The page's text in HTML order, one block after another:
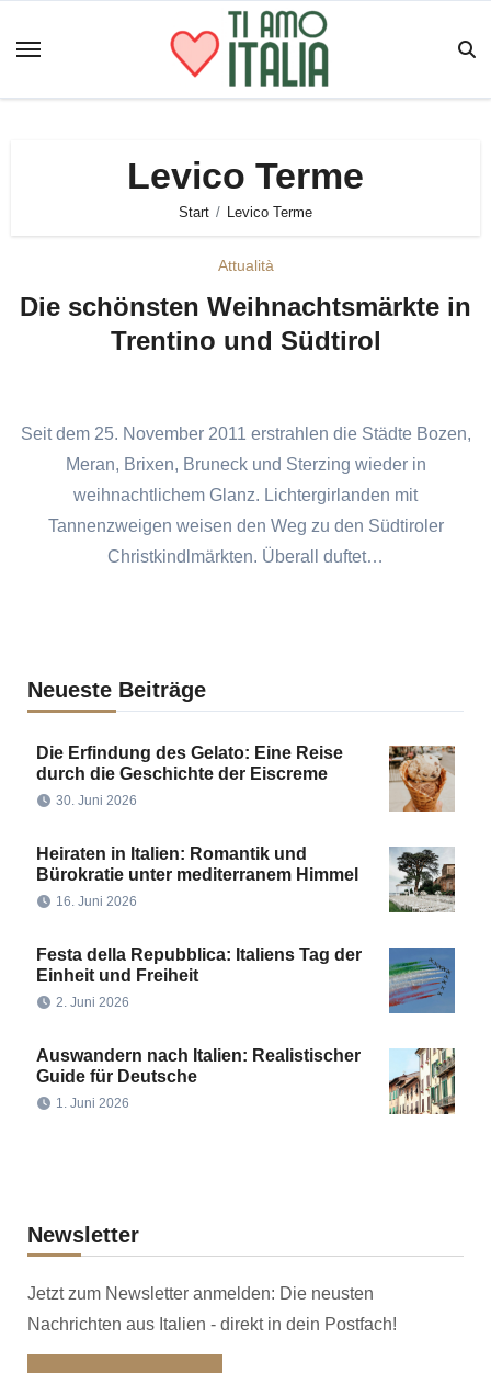
Inhalt
Levico Terme
Start Levico Terme
Attualità
Die schönsten Weihnachtsmärkte in
Trentino und Südtirol
Seit dem 25. November 2011 erstrahlen die Städte Bozen,
Meran, Brixen, Bruneck und Sterzing wieder in
weihnachtlichem Glanz. Lichtergirlanden mit
Tannenzweigen weisen den Weg zu den Südtiroler
Christkindlmärkten. Überall duftet…
Neueste Beiträge
Die Erfindung des Gelato: Eine Reise
durch die Geschichte der Eiscreme
30. Juni 2026
Heiraten in Italien: Romantik und
Bürokratie unter mediterranem Himmel
16. Juni 2026
Festa della Repubblica: Italiens Tag der
Einheit und Freiheit
2. Juni 2026
Auswandern nach Italien: Realistischer
Guide für Deutsche
1. Juni 2026
Newsletter
Jetzt zum Newsletter anmelden: Die neusten
Nachrichten aus Italien - direkt in dein Postfach!